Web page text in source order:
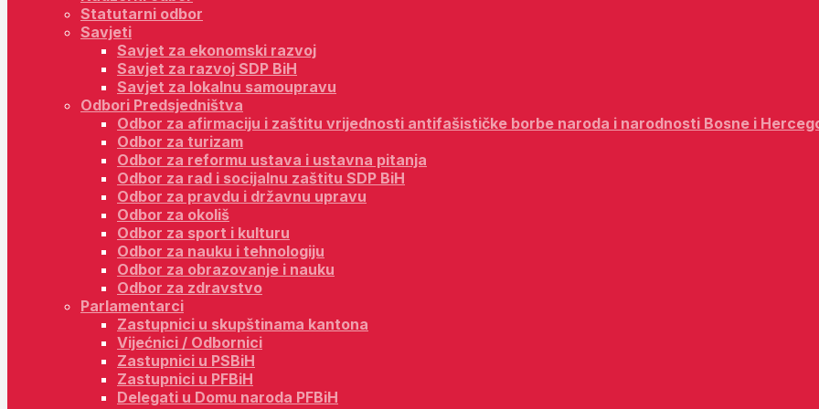
Statutarni odbor
Savjeti
Savjet za ekonomski razvoj
Savjet za razvoj SDP BiH
Savjet za lokalnu samoupravu
Odbori Predsjedništva
Odbor za afirmaciju i zaštitu vrijednosti antifašističke borbe naroda i narodnosti Bosne i
Odbor za turizam
Odbor za reformu ustava i ustavna pitanja
Odbor za rad i socijalnu zaštitu SDP BiH
Odbor za pravdu i državnu upravu
Odbor za okoliš
Odbor za sport i kulturu
Odbor za nauku i tehnologiju
Odbor za obrazovanje i nauku
Odbor za zdravstvo
Parlamentarci
Zastupnici u skupštinama kantona
Vijećnici / Odbornici
Zastupnici u PSBiH
Zastupnici u PFBiH
Delegati u Domu naroda PFBiH